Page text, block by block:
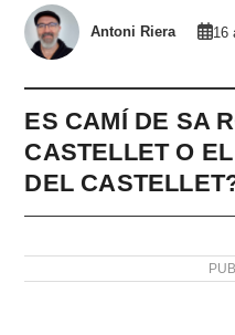
Antoni Riera 16
ES CAMÍ DE SA
CASTELLET O
DEL